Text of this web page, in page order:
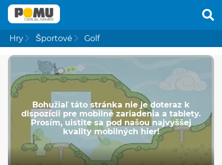
Hry Športové Golf
Bohužiaľ táto stránka nie je doteraz k
dispozícii pre mobilné zariadenia a tablety.
Prosím, uistite sa pod našou najvyššej
kvality mobilných hier!